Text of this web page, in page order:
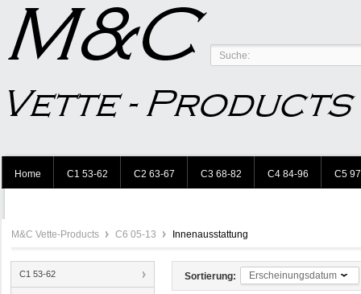
Home C1 53-62 C2 63-67 C3 68-82 C4 84-96 C5
M&C Vette-Products C6 05-13 Innenausstattung
C1 53-62 Sortierung: Erscheinungsdatum